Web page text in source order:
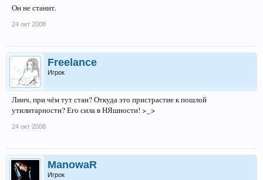
Он не станит.
24 окт 2008
Freelance
Игрок
Линч, при чём тут стан? Откуда это пристрастие к пошлой
утилитарности? Его сила в НЯшности! >_>
24 окт 2008
ManowaR
Игрок